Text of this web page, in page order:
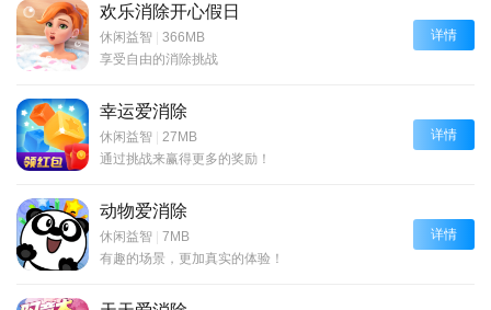
欢乐消除开心假日
休闲益智 | 366MB
享受自由的消除挑战
详情
幸运爱消除
休闲益智 | 27MB
通过挑战来赢得更多的奖励！
详情
动物爱消除
休闲益智 | 7MB
有趣的场景，更加真实的体验！
详情